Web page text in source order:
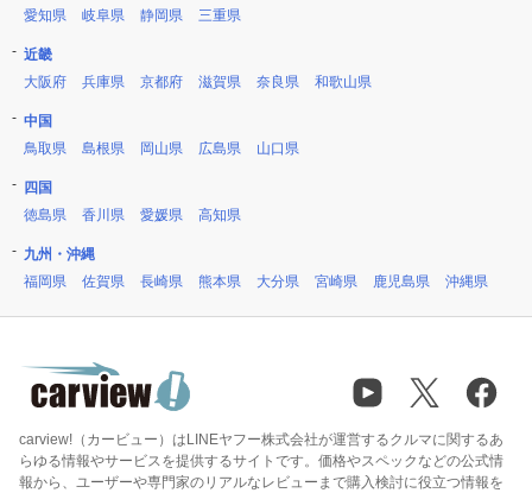
愛知県
岐阜県 静岡県 三重県
近畿
大阪府
兵庫県 京都府 滋賀県 奈良県 和歌山県
中国
鳥取県
島根県 岡山県 広島県 山口県
四国
徳島県
香川県 愛媛県 高知県
九州・沖縄
福岡県
佐賀県 長崎県 熊本県 大分県 宮崎県 鹿児島県 沖縄県
carview!（カービュー）はLINEヤフー株式会社が運営するクルマに関するあ
らゆる情報やサービスを提供するサイトです。価格やスペックなどの公式情
報から、ユーザーや専門家のリアルなレビューまで購入検討に役立つ情報を